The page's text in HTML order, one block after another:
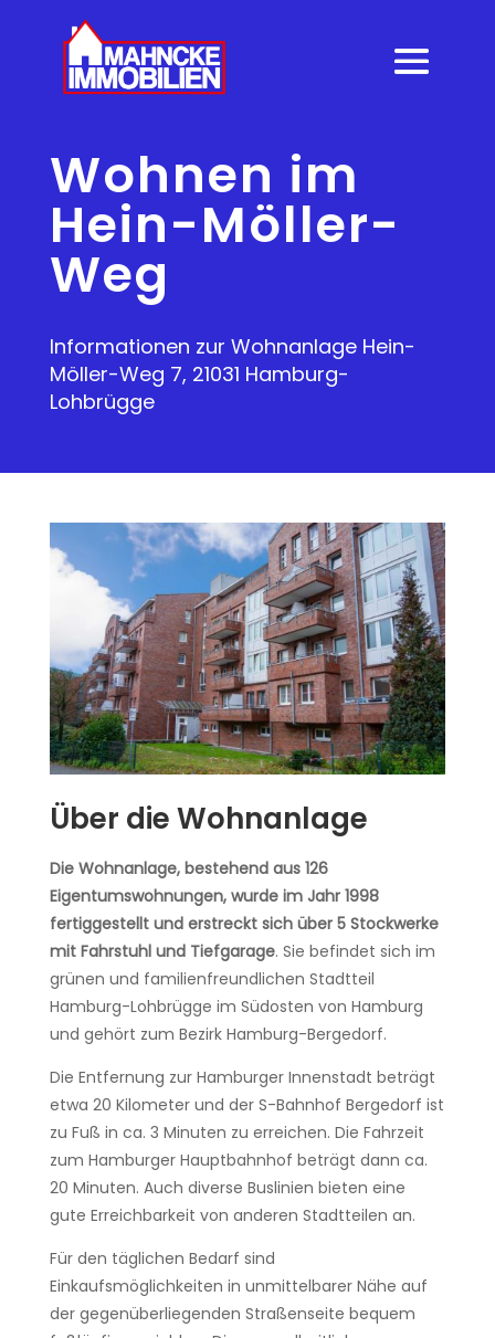
Wohnen im
Hein-Möller-
Weg
Informationen zur Wohnanlage Hein-
Möller-Weg 7, 21031 Hamburg-
Lohbrügge
Über die Wohnanlage
Die Wohnanlage, bestehend aus 126
Eigentumswohnungen, wurde im Jahr 1998
fertiggestellt und erstreckt sich über 5 Stockwerke
mit Fahrstuhl und Tiefgarage. Sie befindet sich im
grünen und familienfreundlichen Stadtteil
Hamburg-Lohbrügge im Südosten von Hamburg
und gehört zum Bezirk Hamburg-Bergedorf.
Die Entfernung zur Hamburger Innenstadt beträgt
etwa 20 Kilometer und der S-Bahnhof Bergedorf ist
zu Fuß in ca. 3 Minuten zu erreichen. Die Fahrzeit
zum Hamburger Hauptbahnhof beträgt dann ca.
20 Minuten. Auch diverse Buslinien bieten eine
gute Erreichbarkeit von anderen Stadtteilen an.
Für den täglichen Bedarf sind
Einkaufsmöglichkeiten in unmittelbarer Nähe auf
der gegenüberliegenden Straßenseite bequem